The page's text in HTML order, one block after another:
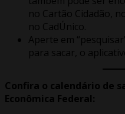
no Cartão Cidadão,
no CadÚnico.
Aperte em
para sacar, o
Confira o calendário de
Econômica Federal: